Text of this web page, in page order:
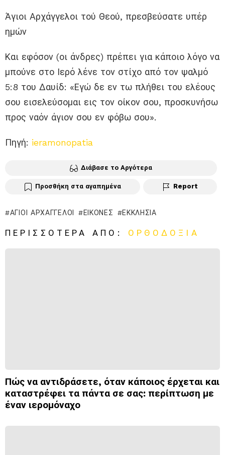
Άγιοι Αρχάγγελοι τού Θεού, πρεσβεύσατε υπέρ
ημών
Και εφόσον (οι άνδρες) πρέπει για κάποιο λόγο να
μπούνε στο Ιερό λένε τον στίχο από τον ψαλμό
5:8 του Δαυίδ: «Εγώ δε εν τω πλήθει του ελέους
σου εισελεύσομαι εις τον οίκον σου, προσκυνήσω
προς ναόν άγιον σου εν φόβω σου».
Πηγή: ieramonopatia
Διάβασε το Αργότερα
Προσθήκη στα αγαπημένα Report
ΆΓΙΟΙ ΑΡΧΆΓΓΕΛΟΙ ΕΙΚΌΝΕΣ ΕΚΚΛΗΣΊΑ
ΠΕΡΙΣΣΌΤΕΡΑ ΑΠΌ: ΟΡΘΟΔΟΞΊΑ
Πώς να αντιδράσετε, όταν κάποιος έρχεται και
καταστρέφει τα πάντα σε σας: περίπτωση με
έναν ιερομόναχο